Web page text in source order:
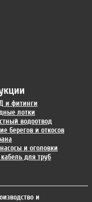
и фитинги
лотки
водоотвод
берегов и откосов
и оголовки
для труб
и